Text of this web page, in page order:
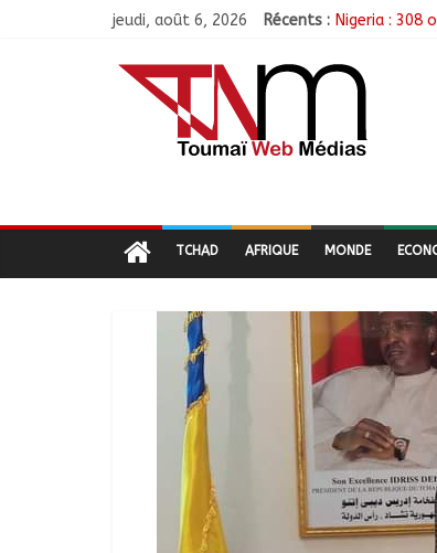
jeudi, août 6, 2026 Récents : Nigeria : 308
RGPH-3 :
Jeunesse :
Tchad :
TCHAD AFRIQUE MONDE